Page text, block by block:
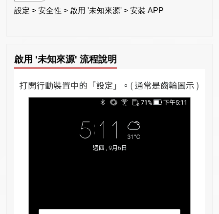
設定 > 安全性 > 啟用 '未知來源' > 安裝 APP
啟用 '未知來源' 流程說明